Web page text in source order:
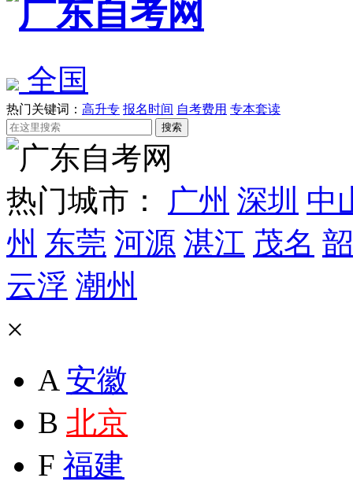
全国
热门关键词： 高升专 报名时间 自考费用 专本套读
热门城市： 广州 深圳 中
州 东莞 河源 湛江 茂名
云浮 潮州
×
A 安徽
B 北京
F 福建